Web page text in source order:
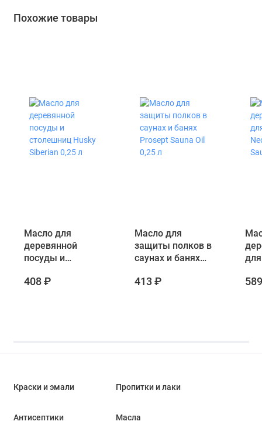
Похожие товары
Масло для
деревянной
посуды и
Siberian 0,25 л
408 ₽
Масло для
защиты полков в
саунах и банях
0,25 л
413 ₽
Краски и эмали Пропитки и лаки
Антисептики Масла